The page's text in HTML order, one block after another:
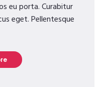
eu porta. Curabitur
eget. Pellentesque